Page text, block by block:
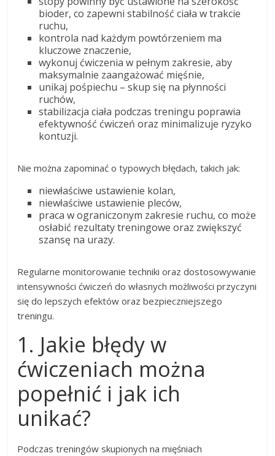
bioder, co zapewni stabilność ciała w trakcie
ruchu,
kontrola nad każdym powtórzeniem ma
kluczowe znaczenie,
wykonuj ćwiczenia w pełnym zakresie, aby
maksymalnie zaangażować mięśnie,
unikaj pośpiechu – skup się na płynności
ruchów,
stabilizacja ciała podczas treningu poprawia
efektywność ćwiczeń oraz minimalizuje ryzyko
kontuzji.
Nie można zapominać o typowych błędach, takich jak:
niewłaściwe ustawienie kolan,
niewłaściwe ustawienie pleców,
praca w ograniczonym zakresie ruchu, co może
osłabić rezultaty treningowe oraz zwiększyć
szansę na urazy.
Regularne monitorowanie techniki oraz dostosowywanie
intensywności ćwiczeń do własnych możliwości przyczyni
się do lepszych efektów oraz bezpieczniejszego
treningu.
1. Jakie błędy w
ćwiczeniach można
popełnić i jak ich
unikać?
Podczas treningów skupionych na mięśniach